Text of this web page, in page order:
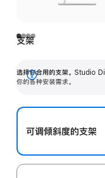
支架
选择你合用的支架。 Studio
你的各种安装需求。
展
可调倾斜度的支架